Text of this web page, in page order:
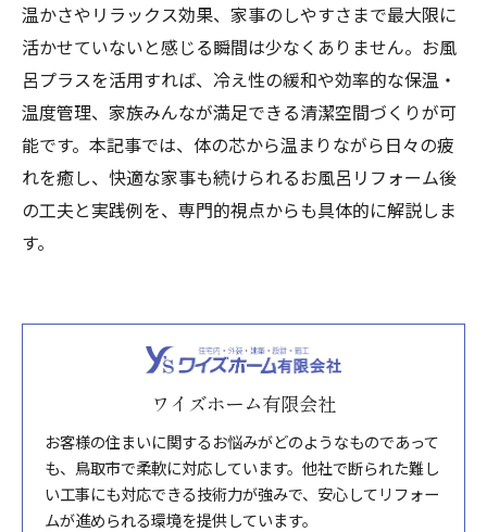
温かさやリラックス効果、家事のしやすさまで最大限に
活かせていないと感じる瞬間は少なくありません。お風
呂プラスを活用すれば、冷え性の緩和や効率的な保温・
温度管理、家族みんなが満足できる清潔空間づくりが可
能です。本記事では、体の芯から温まりながら日々の疲
れを癒し、快適な家事も続けられるお風呂リフォーム後
の工夫と実践例を、専門的視点からも具体的に解説しま
す。
ワイズホーム有限会社
お客様の住まいに関するお悩みがどのようなものであって
も、鳥取市で柔軟に対応しています。他社で断られた難し
い工事にも対応できる技術力が強みで、安心してリフォー
ムが進められる環境を提供しています。